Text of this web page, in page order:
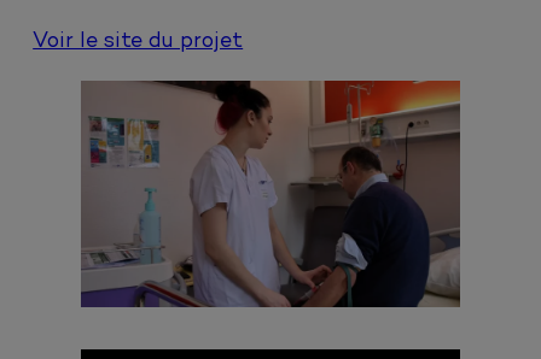
Voir le site du projet